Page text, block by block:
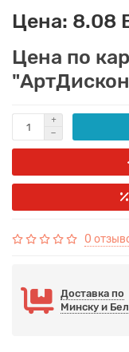
Цена: 8.08
Цена по
0
Доставка по
Минску и